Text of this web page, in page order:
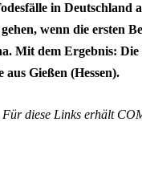
in Deutschland
wenn die ersten
Mit dem Ergebnis:
Gießen (Hessen).
diese Links erhält